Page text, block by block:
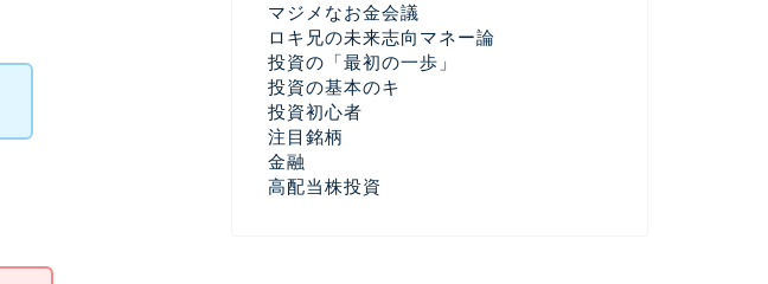
マジメなお金会議
ロキ兄の未来志向マネー論
投資の「最初の一歩」
投資の基本のキ
投資初心者
注目銘柄
金融
高配当株投資